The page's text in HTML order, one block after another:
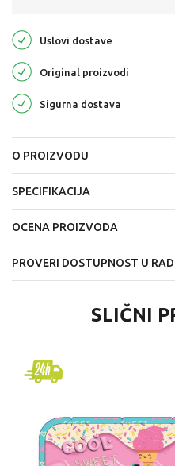
Uslovi dostave
Original proizvodi
Sigurna dostava
O PROIZVODU
SPECIFIKACIJA
OCENA PROIZVODA
PROVERI DOSTUPNOST U
SLIČNI